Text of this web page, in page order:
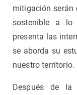
mitigación serán
sostenible a lo
presenta las
se aborda su
nuestro territorio.
Después de